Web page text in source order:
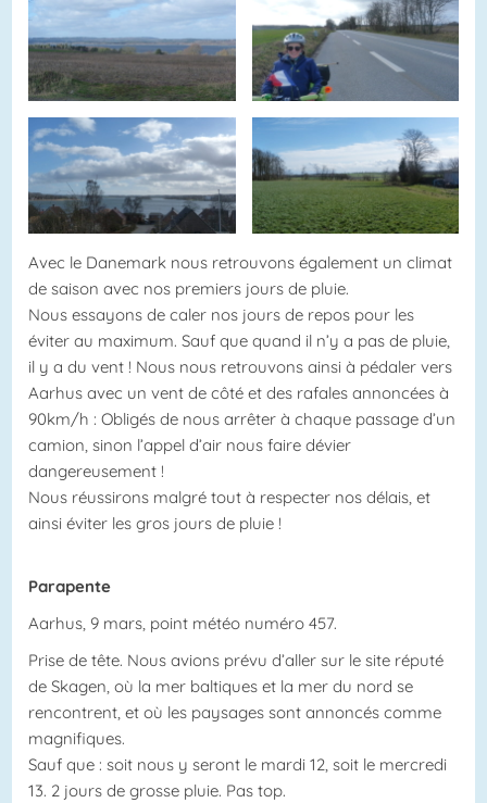
Avec le Danemark nous retrouvons également un climat
de saison avec nos premiers jours de pluie.
Nous essayons de caler nos jours de repos pour les
éviter au maximum. Sauf que quand il n’y a pas de pluie,
il y a du vent ! Nous nous retrouvons ainsi à pédaler vers
Aarhus avec un vent de côté et des rafales annoncées à
90km/h : Obligés de nous arrêter à chaque passage d’un
camion, sinon l’appel d’air nous faire dévier
dangereusement !
Nous réussirons malgré tout à respecter nos délais, et
ainsi éviter les gros jours de pluie !
Parapente
Aarhus, 9 mars, point météo numéro 457.
Prise de tête. Nous avions prévu d’aller sur le site réputé
de Skagen, où la mer baltiques et la mer du nord se
rencontrent, et où les paysages sont annoncés comme
magnifiques.
Sauf que : soit nous y seront le mardi 12, soit le mercredi
13. 2 jours de grosse pluie. Pas top.